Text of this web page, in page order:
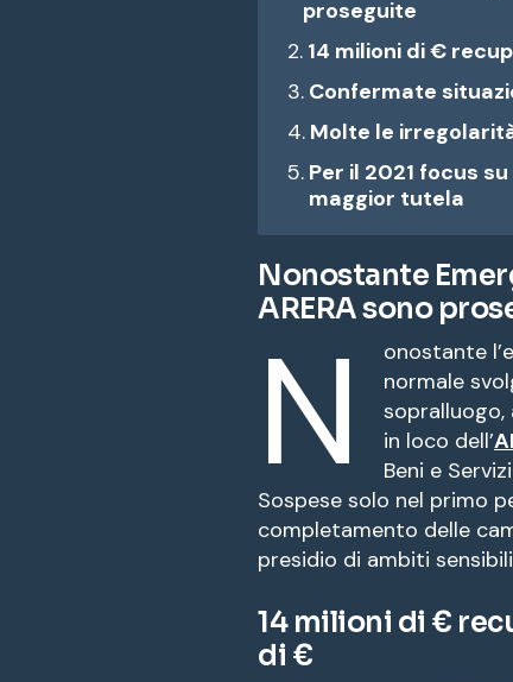
proseguite
14 milioni di €
Confermate
Molte le
Per il 2021 focus
maggior tutela
Nonostante
ARERA sono
N
onostante
normale
sopralluogo,
in loco dell’
Beni e
Sospese solo nel primo
completamento delle
presidio di ambiti
14 milioni di €
di €